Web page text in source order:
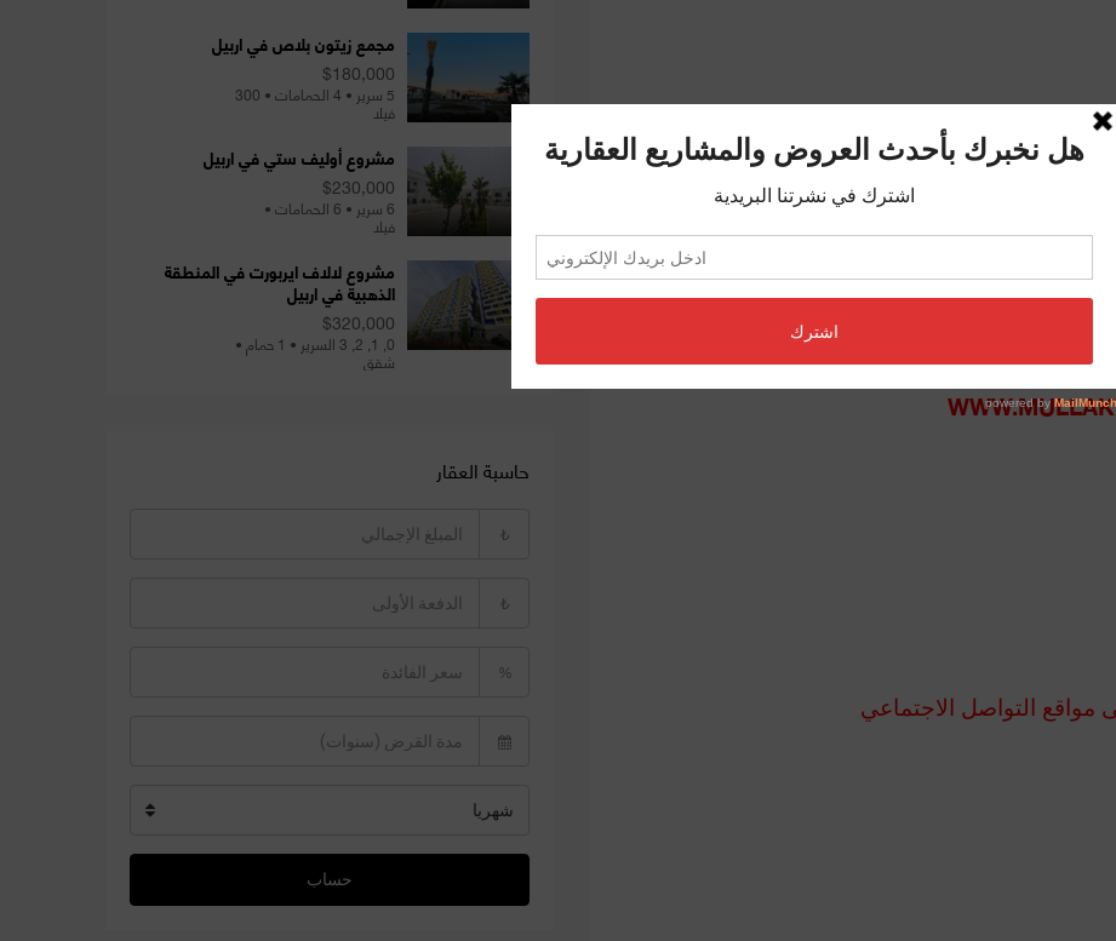
الساعة
عن المشروع لا تتردوا فى التواصل معنا
أو على الأرقام الخاصة بنا
الالكتروني
مواقع التواصل الاجتماعي
مجمع زيتون بلاص في اربيل
$180,000
5 سرير • 4 الحمامات • 300
فيلا
مشروع أوليف ستي في اربيل
$230,000
6 سرير • 6 الحمامات •
فيلا
مشروع لالاف ايربورت في المنطقة
الذهبية في اربيل
$320,000
0, 1, 2, 3 السرير • 1 حمام •
شقق
حاسبة العقار
₺
₺
%
شهريا
حساب